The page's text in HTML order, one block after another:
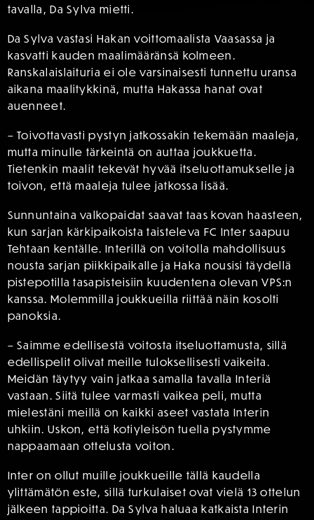
tavalla, Da Sylva mietti.
Da Sylva vastasi Hakan voittomaalista Vaasassa ja
kasvatti kauden maalimääränsä kolmeen.
Ranskalaislaituria ei ole varsinaisesti tunnettu uransa
aikana maalitykkinä, mutta Hakassa hanat ovat
auenneet.
– Toivottavasti pystyn jatkossakin tekemään maaleja,
mutta minulle tärkeintä on auttaa joukkuetta.
Tietenkin maalit tekevät hyvää itseluottamukselle ja
toivon, että maaleja tulee jatkossa lisää.
Sunnuntaina valkopaidat saavat taas kovan haasteen,
kun sarjan kärkipaikoista taisteleva FC Inter saapuu
Tehtaan kentälle. Interillä on voitolla mahdollisuus
nousta sarjan piikkipaikalle ja Haka nousisi täydellä
pistepotilla tasapisteisiin kuudentena olevan VPS:n
kanssa. Molemmilla joukkueilla riittää näin kosolti
panoksia.
– Saimme edellisestä voitosta itseluottamusta, sillä
edellispelit olivat meille tuloksellisesti vaikeita.
Meidän täytyy vain jatkaa samalla tavalla Interiä
vastaan. Siitä tulee varmasti vaikea peli, mutta
mielestäni meillä on kaikki aseet vastata Interin
uhkiin. Uskon, että kotiyleisön tuella pystymme
nappaamaan ottelusta voiton.
Inter on ollut muille joukkueille tällä kaudella
ylittämätön este, sillä turkulaiset ovat vielä 13 ottelun
jälkeen tappioitta. Da Sylva haluaa katkaista Interin